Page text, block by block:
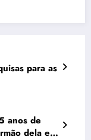
para as
anos de
dela em